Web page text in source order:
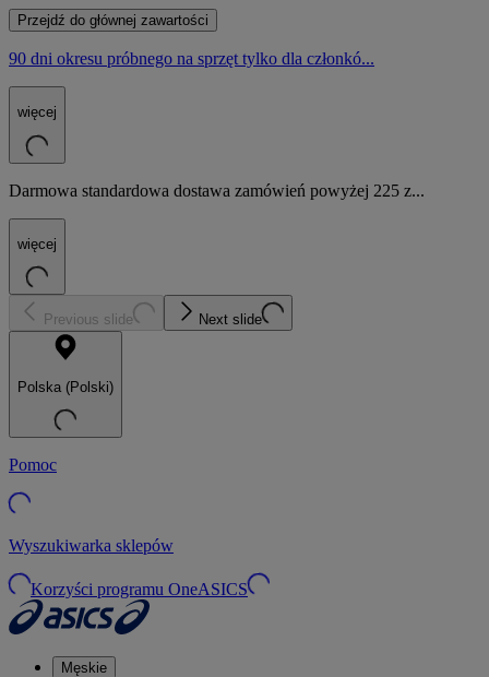
Przejdź do głównej zawartości
90 dni okresu próbnego na sprzęt tylko dla członkó...
więcej
Darmowa standardowa dostawa zamówień powyżej 225 z...
więcej
Previous slide Next slide
Polska (Polski)
Pomoc
Wyszukiwarka sklepów
Korzyści programu OneASICS
Męskie